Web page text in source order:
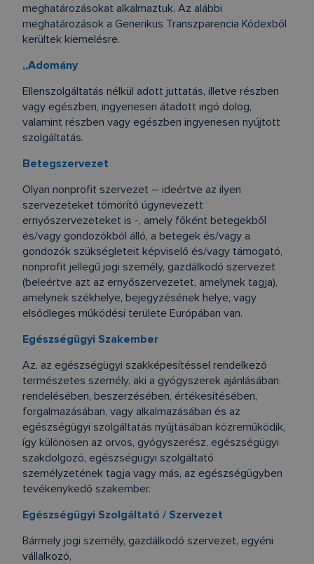
meghatározásokat alkalmaztuk. Az alábbi
meghatározások a Generikus Transzparencia Kódexből
kerültek kiemelésre.
„Adomány
Ellenszolgáltatás nélkül adott juttatás, illetve részben
vagy egészben, ingyenesen átadott ingó dolog,
valamint részben vagy egészben ingyenesen nyújtott
szolgáltatás.
Betegszervezet
Olyan nonprofit szervezet – ideértve az ilyen
szervezeteket tömörítő úgynevezett
ernyőszervezeteket is -, amely főként betegekből
és/vagy gondozókból álló, a betegek és/vagy a
gondozók szükségleteit képviselő és/vagy támogató,
nonprofit jellegű jogi személy, gazdálkodó szervezet
(beleértve azt az ernyőszervezetet, amelynek tagja),
amelynek székhelye, bejegyzésének helye, vagy
elsődleges működési területe Európában van.
Egészségügyi Szakember
Az, az egészségügyi szakképesítéssel rendelkező
természetes személy, aki a gyógyszerek ajánlásában,
rendelésében, beszerzésében, értékesítésében,
forgalmazásában, vagy alkalmazásában és az
egészségügyi szolgáltatás nyújtásában közreműködik,
így különösen az orvos, gyógyszerész, egészségügyi
szakdolgozó, egészségügyi szolgáltató
személyzetének tagja vagy más, az egészségügyben
tevékenykedő szakember.
Egészségügyi Szolgáltató / Szervezet
Bármely jogi személy, gazdálkodó szervezet, egyéni
vállalkozó,